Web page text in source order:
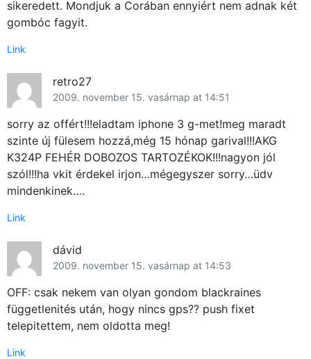
sikeredett. Mondjuk a Corában ennyiért nem adnak két
gombóc fagyit.
Link
retro27
2009. november 15. vasárnap at 14:51
sorry az offért!!!eladtam iphone 3 g-met!meg maradt
szinte új fülesem hozzá,még 15 hónap garival!!!AKG
K324P FEHÉR DOBOZOS TARTOZÉKOK!!!nagyon jól
szól!!!ha vkit érdekel irjon…mégegyszer sorry…üdv
mindenkinek….
Link
dávid
2009. november 15. vasárnap at 14:53
OFF: csak nekem van olyan gondom blackraines
függetlenités után, hogy nincs gps?? push fixet
telepitettem, nem oldotta meg!
Link